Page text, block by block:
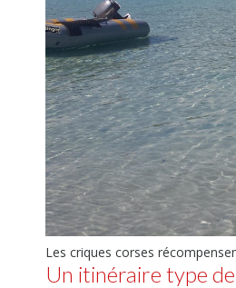
Les criques corses
Un itinéraire type